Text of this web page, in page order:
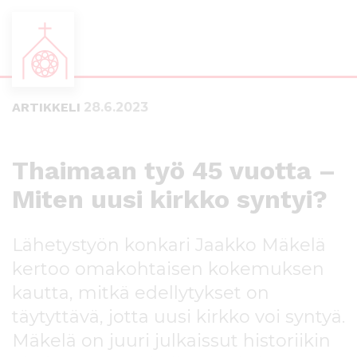
ARTIKKELI 28.6.2023
Thaimaan työ 45 vuotta –
Miten uusi kirkko syntyi?
Lähetystyön konkari Jaakko Mäkelä
kertoo omakohtaisen kokemuksen
kautta, mitkä edellytykset on
täytyttävä, jotta uusi kirkko voi syntyä.
Mäkelä on juuri julkaissut historiikin